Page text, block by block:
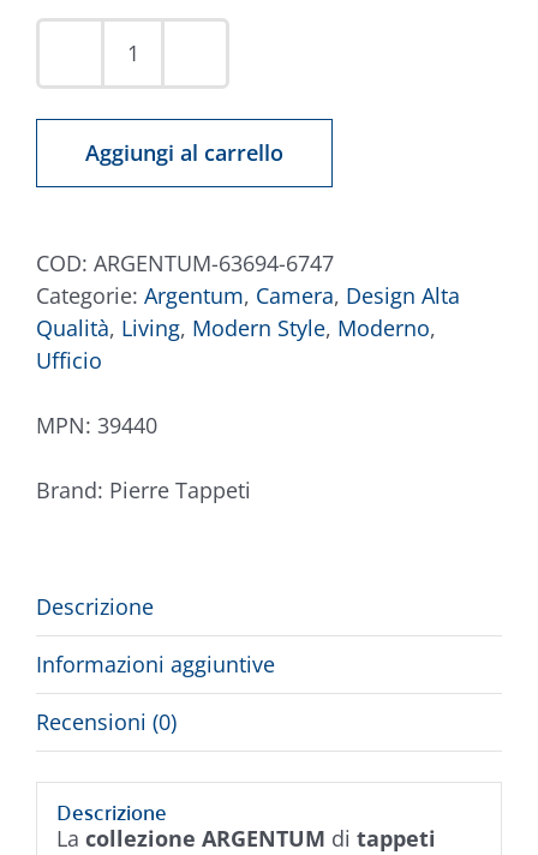
Tappeto
6747
quantità
Aggiungi al carrello
COD: ARGENTUM-63694-6747
Categorie: Argentum, Camera, Design Alta
Qualità, Living, Modern Style, Moderno,
Ufficio
MPN: 39440
Brand: Pierre Tappeti
Descrizione
Informazioni aggiuntive
Recensioni (0)
Descrizione
La collezione ARGENTUM di tappeti